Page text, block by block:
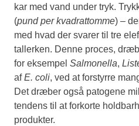
kar med vand under tryk.
(pund per kvadrattomme) –
med hvad der svarer til tre
tallerken. Denne proces,
for eksempel Salmonella,
afE. coli, ved at forstyrre
Det dræber også patogene
tendens til at forkorte
produkter.